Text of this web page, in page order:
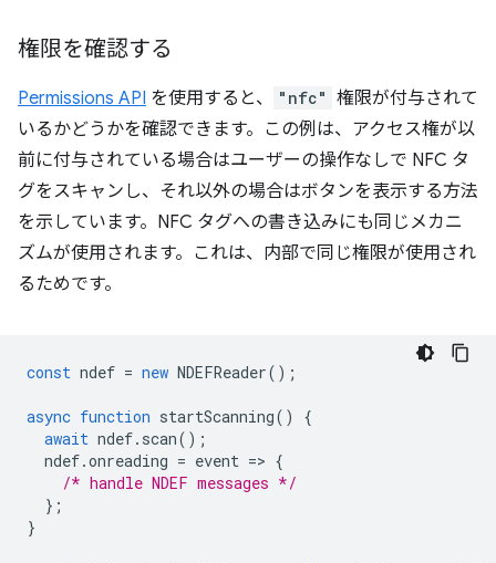
権限を確認する
Permissions API を使用すると、 "nfc" 権限が付与されて
いるかどうかを確認できます。この例は、アクセス権が以
前に付与されている場合はユーザーの操作なしで NFC タ
グをスキャンし、それ以外の場合はボタンを表示する方法
を示しています。NFC タグへの書き込みにも同じメカニ
ズムが使用されます。これは、内部で同じ権限が使用され
るためです。
const ndef = new NDEFReader();
async function startScanning()
{
await ndef. scan();
ndef.onreading = event => {
/* handle NDEF messages */
};
}